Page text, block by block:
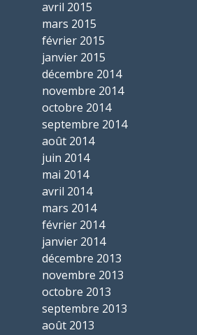
avril 2015
mars 2015
février 2015
janvier 2015
décembre 2014
novembre 2014
octobre 2014
septembre 2014
août 2014
juin 2014
mai 2014
avril 2014
mars 2014
février 2014
janvier 2014
décembre 2013
novembre 2013
octobre 2013
septembre 2013
août 2013